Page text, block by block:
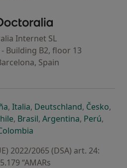
Doctoralia - Homepage
Internet SL
- Building B2, floor 13
Spain
separador
novo separador
abre num novo separador
, Italiaabre num novo
, Deutschlandabre num
, Česko,
separador
num novo separador
abre num novo separador
, Brasilabre num novo
, Argentinaabre num
, Perúabre
,
2022/2065 (DSA) art. 24:
“AMARs